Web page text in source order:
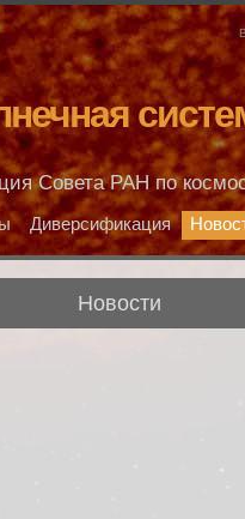
Совета РАН по
Диверсификация
Новости